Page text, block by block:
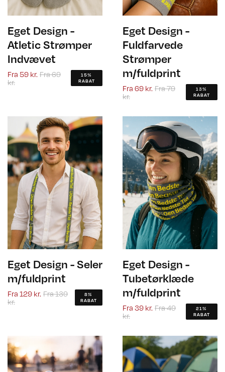
Eget Design -
Atletic Strømper
Indvævet
Fra 59 kr. Fra69
kr.
15%
RABAT
Eget Design -
Fuldfarvede
Strømper
m/fuldprint
Fra 69 kr. Fra79
kr.
13%
RABAT
Eget Design - Seler
m/fuldprint
Fra 129 kr. Fra139
kr.
8%
RABAT
Eget Design -
Tubetørklæde
m/fuldprint
Fra 39 kr. Fra49
kr.
21%
RABAT